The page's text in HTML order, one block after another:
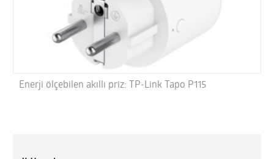
Enerji ölçebilen akıllı priz: TP-Link Tapo P115